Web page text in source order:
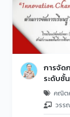
การจัด
ระดับชั้
ตัวประ
นวัตก
พหุนา
คณิต
วรร